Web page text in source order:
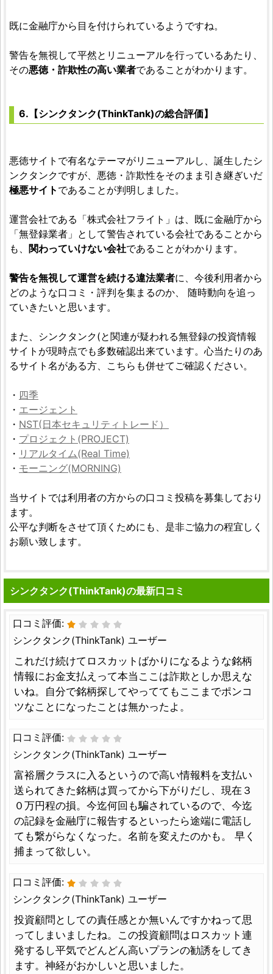
既に金融庁から目を付けられているようですね。
警告を無視して平然とリニューアルを行っているあたり、
その悪徳・詐欺性の高い業者であることがわかります。
6.【シンクタンク(ThinkTank)の総合評価】
悪徳サイトで有名なテーマがリニューアルし、誕生したシ
ンクタンクですが、悪徳・詐欺性をそのまま引き継ぎいだ
極悪サイト であることが判明しました。
運営会社である「株式会社フライト」は、既に金融庁から
「無登録業者」として警告されている会社であることから
も、 関わっていけない会社であることがわかります。
警告を無視して運営を続ける違法業者に、今後利用者から
どのような口コミ・評判を集まるのか、 随時動向を追っ
ていきたいと思います。
また、シンクタンク(と関連が疑われる無登録の投資情報
サイトが現時点でも多数確認出来ています。心当たりのあ
るサイト名がある方、こちらも併せてご確認ください。
・ 四季
・ エージェント
・ NST(日本セキュリティトレード）
・ プロジェクト(PROJECT)
・ リアルタイム(Real Time)
・ モーニング(MORNING)
当サイトでは利用者の方からの口コミ投稿を募集しており
ます。
公平な判断をさせて頂くためにも、是非ご協力の程宜しく
お願い致します。
シンクタンク(ThinkTank)の最新口コミ
口コミ評価:
シンクタンク(ThinkTank) ユーザー
これだけ続けてロスカットばかりになるような銘柄
情報にお金支払えって本当ここは詐欺としか思えな
いね。自分で銘柄探してやっててもここまでポンコ
ツなことになったことは無かったよ。
口コミ評価:
シンクタンク(ThinkTank) ユーザー
富裕層クラスに入るというので高い情報料を支払い
送られてきた銘柄は買ってから下がりだし、現在３
０万円程の損。今迄何回も騙されているので、今迄
の記録を金融庁に報告するといったら途端に電話し
ても繋がらなくなった。名前を変えたのかも。 早く
捕まって欲しい。
口コミ評価:
シンクタンク(ThinkTank) ユーザー
投資顧問としての責任感とか無いんですかねって思
ってしまいましたね。この投資顧問はロスカット連
発するし平気でどんどん高いプランの勧誘をしてき
ます。神経がおかしいと思いました。